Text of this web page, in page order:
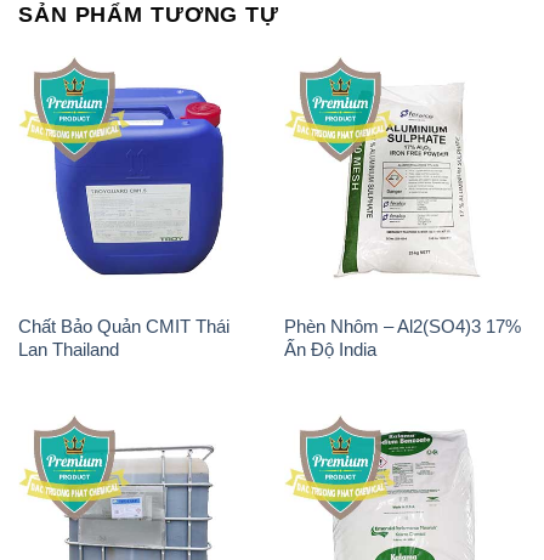
SẢN PHẨM TƯƠNG TỰ
Chất Bảo Quản CMIT Thái
Lan Thailand
Phèn Nhôm – Al2(SO4)3 17%
Ấn Độ India